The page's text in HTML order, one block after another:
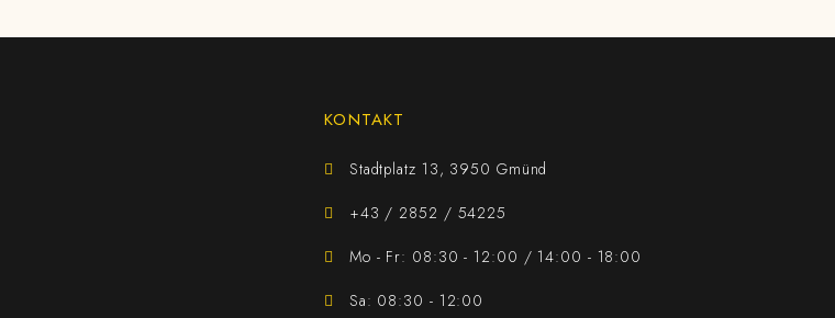
KONTAKT
Stadtplatz 13, 3950 Gmünd
+43 / 2852 / 54225
Mo - Fr: 08:30 - 12:00 / 14:00 - 18:00
Sa: 08:30 - 12:00